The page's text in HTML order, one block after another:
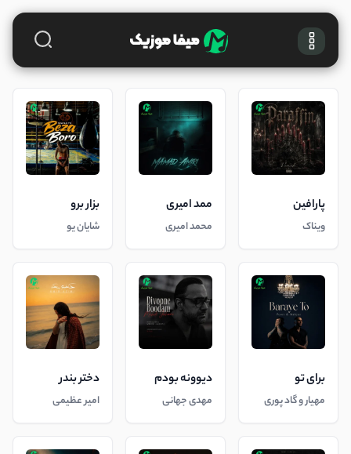
پارافین
ویناک
ممد امیری
محمد امیری
بزار برو
شایان یو
برای تو
مهیار و گاد پوری
دیوونه بودم
مهدی جهانی
دختر بندر
امیر عظیمی